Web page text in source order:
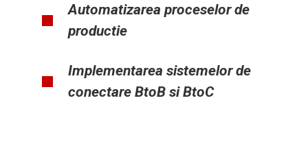
Automatizarea proceselor de
productie
Implementarea sistemelor de
conectare BtoB si BtoC